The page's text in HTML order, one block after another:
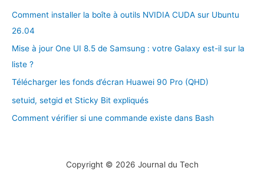
Comment installer la boîte à outils NVIDIA CUDA sur Ubuntu
26.04
Mise à jour One UI 8.5 de Samsung : votre Galaxy est-il sur la
liste ?
Télécharger les fonds d’écran Huawei 90 Pro (QHD)
setuid, setgid et Sticky Bit expliqués
Comment vérifier si une commande existe dans Bash
Copyright © 2026 Journal du Tech